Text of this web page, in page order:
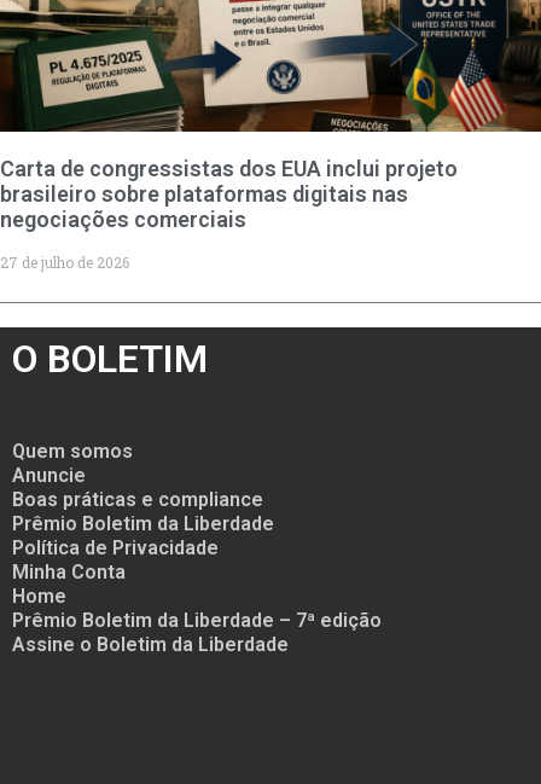
Carta de congressistas dos EUA inclui projeto
brasileiro sobre plataformas digitais nas
negociações comerciais
27 de julho de 2026
O BOLETIM
Quem somos
Anuncie
Boas práticas e compliance
Prêmio Boletim da Liberdade
Política de Privacidade
Minha Conta
Home
Prêmio Boletim da Liberdade – 7ª edição
Assine o Boletim da Liberdade